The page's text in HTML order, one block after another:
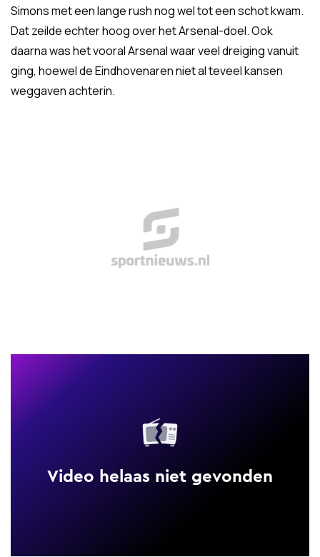
Simons met een lange rush nog wel tot een schot kwam.
Dat zeilde echter hoog over het Arsenal-doel. Ook
daarna was het vooral Arsenal waar veel dreiging vanuit
ging, hoewel de Eindhovenaren niet al teveel kansen
weggaven achterin.